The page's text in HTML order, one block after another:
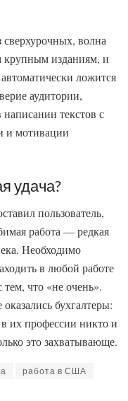
волна
крупным изданиям, и
ложится
аудитории,
написании текстов с
и мотивации
удача?
пользователь,
работа — редкая
Необходимо
в любой работе
тем, что «не очень».
бухгалтеры:
их профессии никто и
это захватывающе.
работа в США